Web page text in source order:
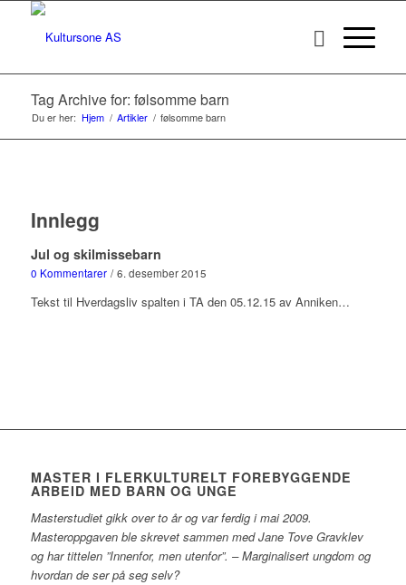
Tag Archive for: følsomme barn
Du er her: Hjem / Artikler / følsomme barn
Innlegg
Jul og skilmissebarn
0 Kommentarer / 6. desember 2015
Tekst til Hverdagsliv spalten i TA den 05.12.15 av Anniken…
MASTER I FLERKULTURELT FOREBYGGENDE
ARBEID MED BARN OG UNGE
Masterstudiet gikk over to år og var ferdig i mai 2009.
Masteroppgaven ble skrevet sammen med Jane Tove Gravklev
og har tittelen ”Innenfor, men utenfor”. – Marginalisert ungdom og
hvordan de ser på seg selv?